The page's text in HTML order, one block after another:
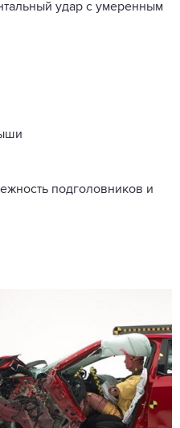
удар с умеренным
подголовников и